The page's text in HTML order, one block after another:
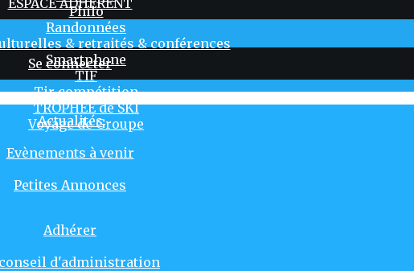
Philo
Randonnées
& retraités & conférences
Smartphone
TIF
Tir compétition
TROPHÉE de SKI
Voyage de Groupe
ESPACE ADHERENT
Se connecter
Actualités
Evènements à venir
Petites Annonces
Adhérer
d'administration